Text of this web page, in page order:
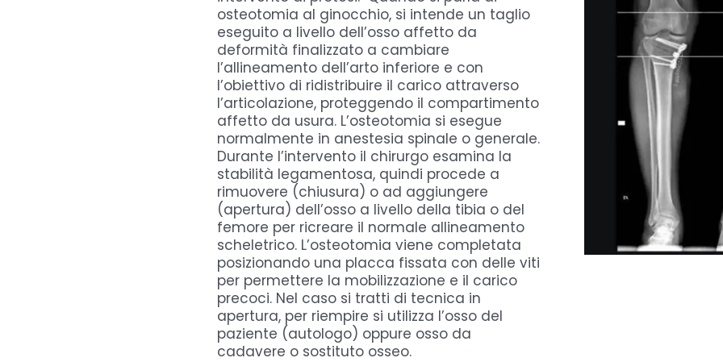
osteotomia al ginocchio, si intende un taglio
eseguito a livello dell’osso affetto da
deformità finalizzato a cambiare
l’allineamento dell’arto inferiore e con
l’obiettivo di ridistribuire il carico attraverso
l’articolazione, proteggendo il compartimento
affetto da usura. L’osteotomia si esegue
normalmente in anestesia spinale o generale.
Durante l’intervento il chirurgo esamina la
stabilità legamentosa, quindi procede a
rimuovere (chiusura) o ad aggiungere
(apertura) dell’osso a livello della tibia o del
femore per ricreare il normale allineamento
scheletrico. L’osteotomia viene completata
posizionando una placca fissata con delle viti
per permettere la mobilizzazione e il carico
precoci. Nel caso si tratti di tecnica in
apertura, per riempire si utilizza l’osso del
paziente (autologo) oppure osso da
cadavere o sostituto osseo.